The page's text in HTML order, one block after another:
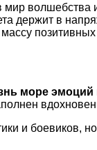
мир волшебства
держит в
море эмоций
и боевиков,